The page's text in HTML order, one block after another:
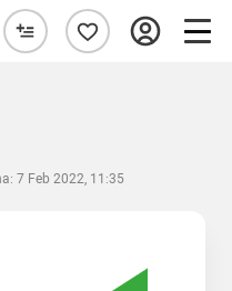
7 Feb 2022, 11:35